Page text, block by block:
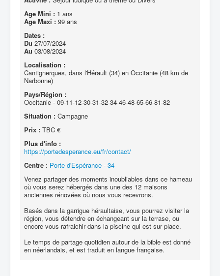
Age Mini : 1 ans
Age Maxi : 99 ans
Dates :
Du 27/07/2024
Au 03/08/2024
Localisation :
Cantignerques, dans l'Hérault (34) en Occitanie (48 km de
Narbonne)
Pays/Région :
Occitanie - 09-11-12-30-31-32-34-46-48-65-66-81-82
Situation : Campagne
Prix : TBC €
Plus d'info :
https://portedesperance.eu/fr/contact/
Centre : Porte d'Espérance - 34
Venez partager des moments inoubliables dans ce hameau
où vous serez hébergés dans une des 12 maisons
anciennes rénovées où nous vous recevrons.
Basés dans la garrigue héraultaise, vous pourrez visiter la
région, vous détendre en échangeant sur la terrase, ou
encore vous rafraichir dans la piscine qui est sur place.
Le temps de partage quotidien autour de la bible est donné
en néerlandais, et est traduit en langue française.